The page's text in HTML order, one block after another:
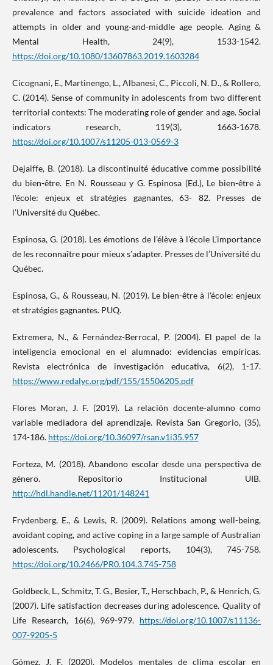
prevalence and factors associated with suicide ideation and
attempts in older and young-and-middle age people. Aging &
Mental Health, 24(9), 1533-1542.
https://doi.org/10.1080/13607863.2019.1603284
Cicognani, E., Martinengo, L., Albanesi, C., Piccoli, N. D., & Rollero,
C. (2014). Sense of community in adolescents from two different
territorial contexts: The moderating role of gender and age. Social
indicators research, 119(3), 1663-1678.
https://doi.org/10.1007/s11205-013-0569-3
Dejaiffe, B. (2018). La discontinuité éducative comme possibilité
du bien-être. En N. Rousseau y G. Espinosa (Ed.), Le bien-être à
l'école: enjeux et stratégies gagnantes, 63- 82. Presses de
l’Université du Québec.
Espinosa, G. (2018). Les émotions de l’élève à l’école L’importance
de les reconnaître pour mieux s’adapter. Presses de l’Université du
Québec.
Espinosa, G., & Rousseau, N. (2019). Le bien-être à l'école: enjeux
et stratégies gagnantes. PUQ.
Extremera, N., & Fernández-Berrocal, P. (2004). El papel de la
inteligencia emocional en el alumnado: evidencias empíricas.
Revista electrónica de investigación educativa, 6(2), 1-17.
https://www.redalyc.org/pdf/155/15506205.pdf
Flores Moran, J. F. (2019). La relación docente-alumno como
variable mediadora del aprendizaje. Revista San Gregorio, (35),
174-186. https://doi.org/10.36097/rsan.v1i35.957
Forteza, M. (2018). Abandono escolar desde una perspectiva de
género. Repositorio Institucional UIB.
http://hdl.handle.net/11201/148241
Frydenberg, E., & Lewis, R. (2009). Relations among well-being,
avoidant coping, and active coping in a large sample of Australian
adolescents. Psychological reports, 104(3), 745-758.
https://doi.org/10.2466/PR0.104.3.745-758
Goldbeck, L., Schmitz, T. G., Besier, T., Herschbach, P., & Henrich, G.
(2007). Life satisfaction decreases during adolescence. Quality of
Life Research, 16(6), 969-979. https://doi.org/10.1007/s11136-
007-9205-5
Gómez, J. F. (2020). Modelos mentales de clima escolar en